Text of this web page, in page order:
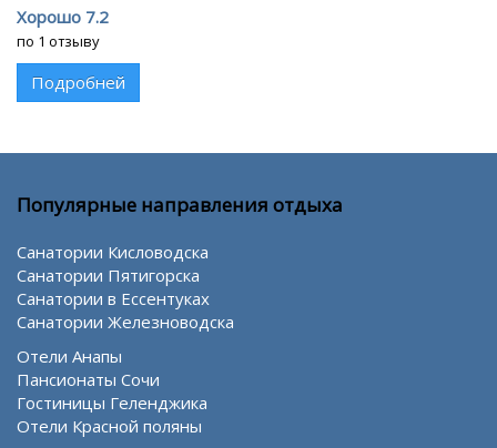
Хорошо 7.2
по 1 отзыву
Подробней
Популярные направления отдыха
Санатории Кисловодска
Санатории Пятигорска
Санатории в Ессентуках
Санатории Железноводска
Отели Анапы
Пансионаты Сочи
Гостиницы Геленджика
Отели Красной поляны